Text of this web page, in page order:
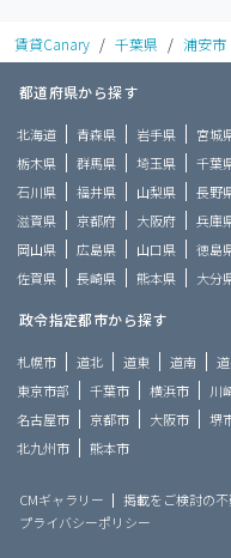
賃貸Canary / 千葉県 / 浦安市
都道府県から探す
北海道 青森県 岩手県 宮城
栃木県
群馬県 埼玉県 千葉
石川県
福井県 山梨県 長野
滋賀県
京都府 大阪府 兵庫
岡山県
広島県 山口県 徳島
佐賀県
長崎県 熊本県 大分
政令指定都市から探す
札幌市 道北 道東 道南
東京市部
千葉市 横浜市 川
名古屋市
京都市 大阪市 堺
北九州市
熊本市
CMギャラリー 掲載をご検討の
プライバシーポリシー